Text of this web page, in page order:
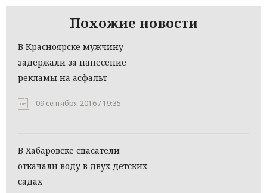
Похожие новости
В Красноярске мужчину
задержали за нанесение
рекламы на асфальт
09 сентября 2016 / 19:35
В Хабаровске спасатели
откачали воду в двух детских
садах